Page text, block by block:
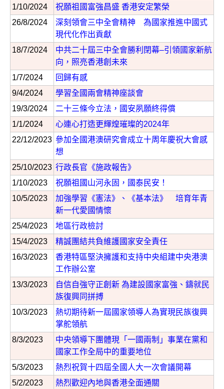
1/10/2024
祝願祖國富強昌盛 香港安定繁榮
26/8/2024
深刻領會三中全會精神 為國家推進中國式
現代化作出貢獻
18/7/2024
中共二十屆三中全會勝利閉幕–引領國家新航
向，照亮香港創未來
1/7/2024
回歸有感
9/4/2024
學習全國兩會精神座談會
19/3/2024
二十三條今立法，國安夙願終得償
1/1/2024
心連心打造更輝煌璀璨的2024年
22/12/2023 參加全國港澳研究會成立十周年慶祝大會感
想
25/10/2023 行政長官《施政報告》
1/10/2023
祝願祖國山河永固，國泰民安！
10/5/2023
加強學習《憲法》、《基本法》 培育年青
新一代愛國情懷
25/4/2023
地區行政檢討
15/4/2023
精誠團結共負維護國家安全責任
16/3/2023
香港特區堅決擁護和支持中央組建中央港澳
工作辦公室
13/3/2023
自信自強守正創新 為建設國家富強、鑄就民
族復興同拼搏
10/3/2023
熱切期待新一屆國家領導人為實現民族復興
掌舵領航
8/3/2023
中央領導下團體現「一國兩制」事業在黨和
國家工作全局中的重要地位
5/3/2023
熱烈祝賀十四屆全國人大一次會議開幕
5/2/2023
熱烈歡迎內地與香港全面通關